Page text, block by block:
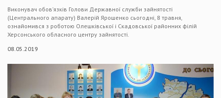
Виконувач обов’язків Голови Державної служби зайнятості
(Центрального апарату) Валерій Ярошенко сьогодні, 8 травня,
ознайомився з роботою Олешківської і Скадовської районних філій
Херсонського обласного центру зайнятості.
08.05.2019